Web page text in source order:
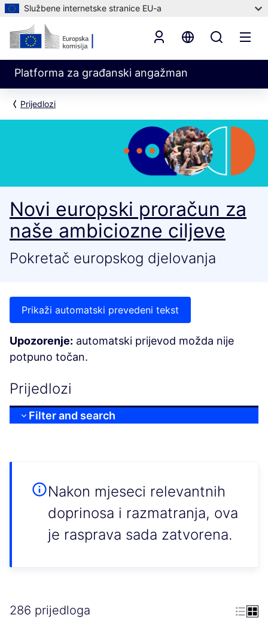
Službene internetske stranice EU-a
Platforma za građanski angažman
Prijedlozi
Novi europski proračun za
naše ambiciozne ciljeve
Pokretač europskog djelovanja
Prikaži automatski prevedeni tekst
Upozorenje: automatski prijevod možda nije
potpuno točan.
Prijedlozi
Filter and search
Nakon mjeseci relevantnih
doprinosa i razmatranja, ova
je rasprava sada zatvorena.
286 prijedloga